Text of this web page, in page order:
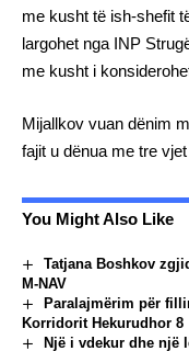
me kusht të ish-shefit
largohet nga INP
me kusht i
Mijallkov vuan dënim
fajit u dënua me tre
You Might Also Like
Tatjana Boshkov
M-NAV
Paralajmërim për
Korridorit Hekurudhor 8
Një i vdekur dhe një